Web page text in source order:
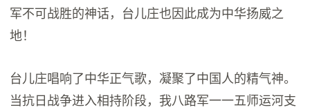
军不可战胜的神话，台儿庄也因此成为中华扬威之
地！
台儿庄唱响了中华正气歌，凝聚了中国人的精气神。
当抗日战争进入相持阶段，我八路军一一五师运河支